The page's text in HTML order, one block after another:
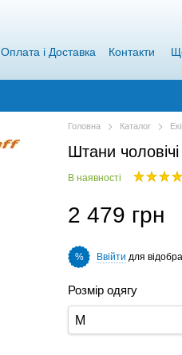
Оплата і Доставка Контакти
Головна Каталог
Штани
В наявності
2 479 грн
% Ввійти для
Розмір одягу
M